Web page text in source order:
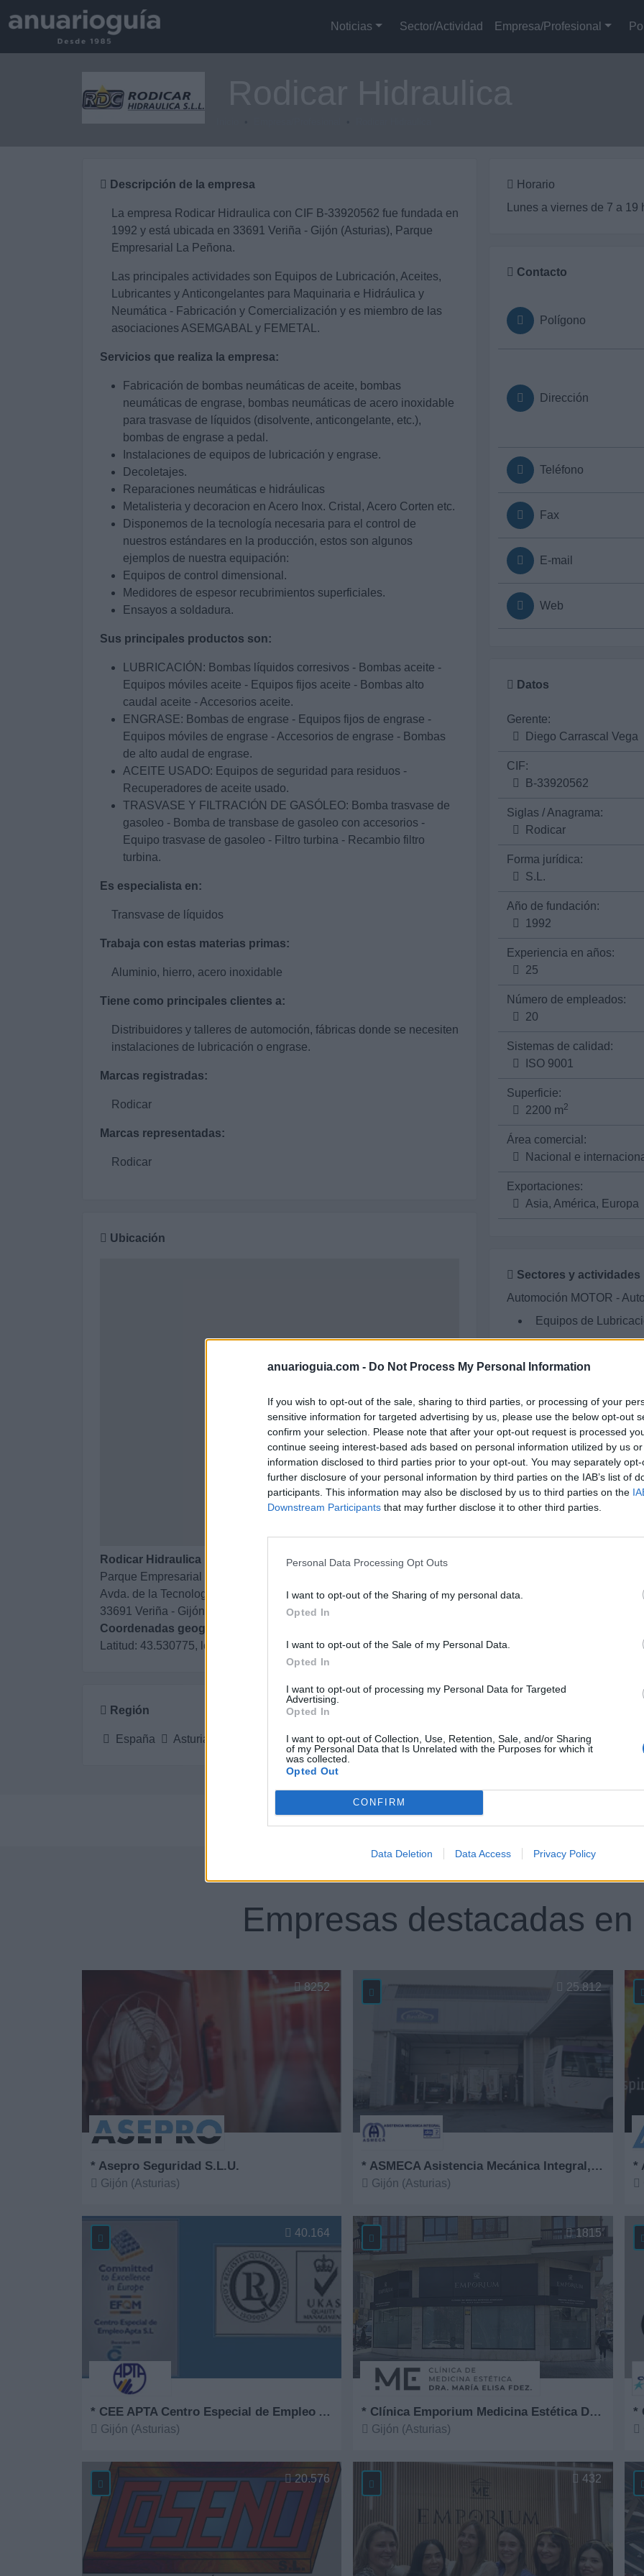
anuarioguia.com - Do Not Process My Personal Information
If you wish to opt-out of the sale, sharing to third parties, or processing of your
sensitive information for targeted advertising by us, please use the below opt-out
confirm your selection. Please note that after your opt-out request is processed
continue seeing interest-based ads based on personal information utilized by us
information disclosed to third parties prior to your opt-out. You may separately
further disclosure of your personal information by third parties on the IAB’s list of
participants. This information may also be disclosed by us to third parties on the
Downstream Participants that may further disclose it to other third parties.
Personal Data Processing Opt Outs
I want to opt-out of the Sharing of my personal data.
Opted In
I want to opt-out of the Sale of my Personal Data.
Opted In
I want to opt-out of processing my Personal Data for Targeted
Advertising.
Opted In
I want to opt-out of Collection, Use, Retention, Sale, and/or Sharing
of my Personal Data that Is Unrelated with the Purposes for which it
was collected.
Opted Out
CONFIRM
Data Deletion Data Access Privacy Policy
Noticias Sector/Actividad Empresa/Profesional
Descripción de la empresa
La empresa Rodicar Hidraulica con CIF B-33920562 fue fundada en
1992 y está ubicada en 33691 Veriña - Gijón (Asturias), Parque
Empresarial La Peñona.
Las principales actividades son Equipos de Lubricación, Aceites,
Lubricantes y Anticongelantes para Maquinaria e Hidráulica y
Neumática - Fabricación y Comercialización y es miembro de las
asociaciones ASEMGABAL y FEMETAL.
Servicios que realiza la empresa:
Fabricación de bombas neumáticas de aceite, bombas
neumáticas de engrase, bombas neumáticas de acero inoxidable
para trasvase de líquidos (disolvente, anticongelante, etc.),
bombas de engrase a pedal.
Instalaciones de equipos de lubricación y engrase.
Decoletajes.
Reparaciones neumáticas e hidráulicas
Metalisteria y decoracion en Acero Inox. Cristal, Acero Corten etc.
Disponemos de la tecnología necesaria para el control de
nuestros estándares en la producción, estos son algunos
ejemplos de nuestra equipación:
Equipos de control dimensional.
Medidores de espesor recubrimientos superficiales.
Ensayos a soldadura.
Sus principales productos son:
LUBRICACIÓN: Bombas líquidos corresivos - Bombas aceite -
Equipos móviles aceite - Equipos fijos aceite - Bombas alto
caudal aceite - Accesorios aceite.
ENGRASE: Bombas de engrase - Equipos fijos de engrase -
Equipos móviles de engrase - Accesorios de engrase - Bombas
de alto audal de engrase.
ACEITE USADO: Equipos de seguridad para residuos -
Recuperadores de aceite usado.
TRASVASE Y FILTRACIÓN DE GASÓLEO: Bomba trasvase de
gasoleo - Bomba de transbase de gasoleo con accesorios -
Equipo trasvase de gasoleo - Filtro turbina - Recambio filtro
turbina.
Es especialista en:
Transvase de líquidos
Trabaja con estas materias primas:
Aluminio, hierro, acero inoxidable
Tiene como principales clientes a:
Distribuidores y talleres de automoción, fábricas donde se necesiten
instalaciones de lubricación o engrase.
Marcas registradas:
Rodicar
Marcas representadas:
Rodicar
Ubicación
Rodicar Hidraulica
Parque Empresarial La Peñona
Avda. de la Tecnología, nave 19 C
33691 Veriña - Gijón (Asturias)
Coordenadas geográficas:
Latitud: 43.530775, longitud: -5.716843
Región
España Asturias
Horario
Lunes a viernes de 7 a 19
Contacto
Polígono
Dirección
Teléfono
Fax
E-mail
Web
Datos
Gerente:
Diego Carrascal Vega
CIF:
B-33920562
Siglas / Anagrama:
Rodicar
Forma jurídica:
S.L.
Año de fundación:
1992
Experiencia en años:
25
Número de empleados:
20
Sistemas de calidad:
ISO 9001
Superficie:
2200 m2
Área comercial:
Nacional e
Exportaciones:
Asia, América, Europa
Sectores y actividades
Automoción MOTOR -
Equipos de
Equipamiento e Industrias
Aceites,
Metal - Metalmecánica,
Hidráulica y
Empresas destacadas en
* Asepro Seguridad S.L.U.
Gijón (Asturias)
8252
* ASMECA Asistencia Mecánica Integral, S.L.
Gijón (Asturias)
25.812
*
* CEE APTA Centro Especial de Empleo Apta, S.L.
Gijón (Asturias)
40.164
* Clínica Emporium Medicina Estética Dra. María Elisa Fernández
Gijón (Asturias)
1815
*
20.576
432